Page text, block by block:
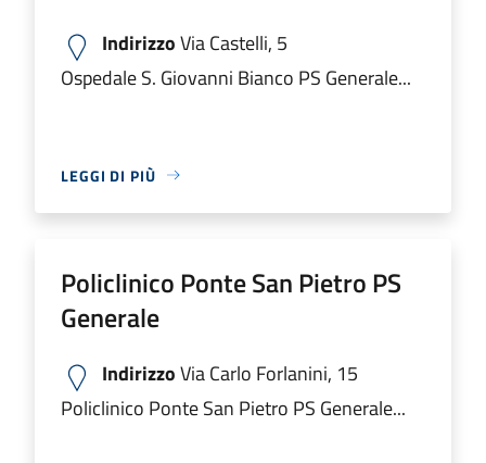
IndirizzoVia Castelli, 5
Ospedale S. Giovanni Bianco PS Generale...
LEGGI DI PIÙ
Policlinico Ponte San Pietro PS
Generale
IndirizzoVia Carlo Forlanini, 15
Policlinico Ponte San Pietro PS Generale...